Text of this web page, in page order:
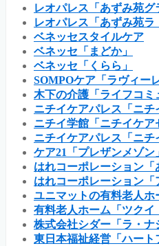
レオパレス「あずみ苑グ
レオパレス「あずみ苑ラ
ベネッセスタイルケア
ベネッセ「まどか」
ベネッセ「くらら」
SOMPOケア「ラヴィーレ
木下の介護「ライフコミ
ニチイケアパレス「ニチ
ニチイ学館「ニチイケア
ニチイケアパレス「ニチ
ケア21「プレザンメゾン
はれコーポレーション「
はれコーポレーション「
ユニマットの有料老人ホ
有料老人ホーム「ツクイ
株式会社シダー「ラ・ナ
東日本福祉経営「ハート